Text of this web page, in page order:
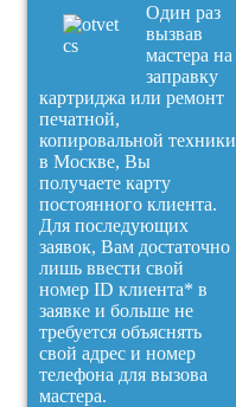
Один раз
вызвав
мастера на
заправку
картриджа или ремонт
печатной,
копировальной техники
в Москве, Вы
получаете карту
постоянного клиента.
Для последующих
заявок, Вам достаточно
лишь ввести свой
номер ID клиента* в
заявке и больше не
требуется объяснять
свой адрес и номер
телефона для вызова
мастера.